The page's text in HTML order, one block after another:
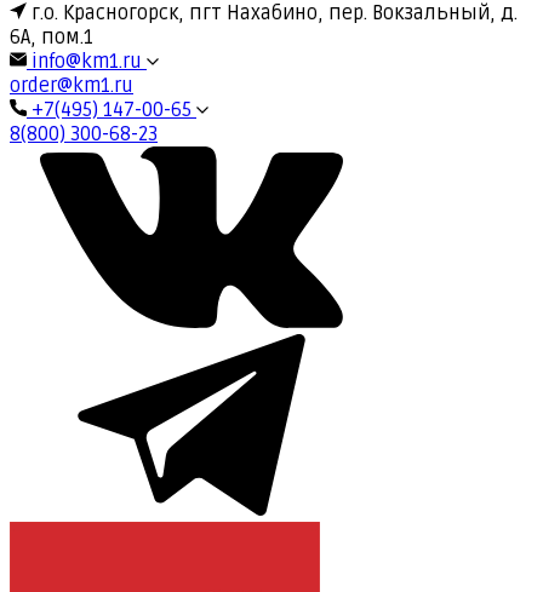
г.о. Красногорск, пгт Нахабино, пер. Вокзальный, д.
6А, пом.1
info@km1.ru
order@km1.ru
+7(495) 147-00-65
8(800) 300-68-23